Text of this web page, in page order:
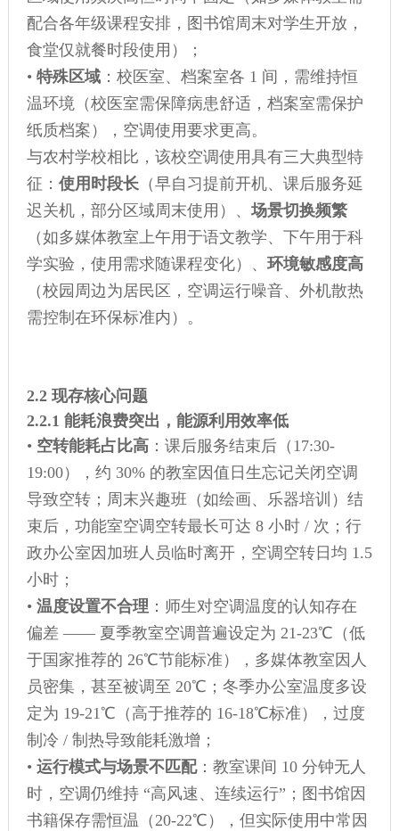
配合各年级课程安排，图书馆周末对学生开放，
食堂仅就餐时段使用）；
• 特殊区域：校医室、档案室各 1 间，需维持恒
温环境（校医室需保障病患舒适，档案室需保护
纸质档案），空调使用要求更高。
与农村学校相比，该校空调使用具有三大典型特
征： 使用时段长（早自习提前开机、课后服务延
迟关机，部分区域周末使用）、场景切换频繁
（如多媒体教室上午用于语文教学、下午用于科
学实验，使用需求随课程变化）、 环境敏感度高
（校园周边为居民区，空调运行噪音、外机散热
需控制在环保标准内）。
2.2 现存核心问题
2.2.1 能耗浪费突出，能源利用效率低
• 空转能耗占比高：课后服务结束后（17:30-
19:00），约 30% 的教室因值日生忘记关闭空调
导致空转；周末兴趣班（如绘画、乐器培训）结
束后，功能室空调空转最长可达 8 小时 / 次；行
政办公室因加班人员临时离开，空调空转日均 1.5
小时；
• 温度设置不合理 ：师生对空调温度的认知存在
偏差 —— 夏季教室空调普遍设定为 21-23℃（低
于国家推荐的 26℃节能标准），多媒体教室因人
员密集，甚至被调至 20℃；冬季办公室温度多设
定为 19-21℃（高于推荐的 16-18℃标准），过度
制冷 / 制热导致能耗激增；
• 运行模式与场景不匹配：教室课间 10 分钟无人
时，空调仍维持 “高风速、连续运行”；图书馆因
书籍保存需恒温（20-22℃），但实际使用中常因